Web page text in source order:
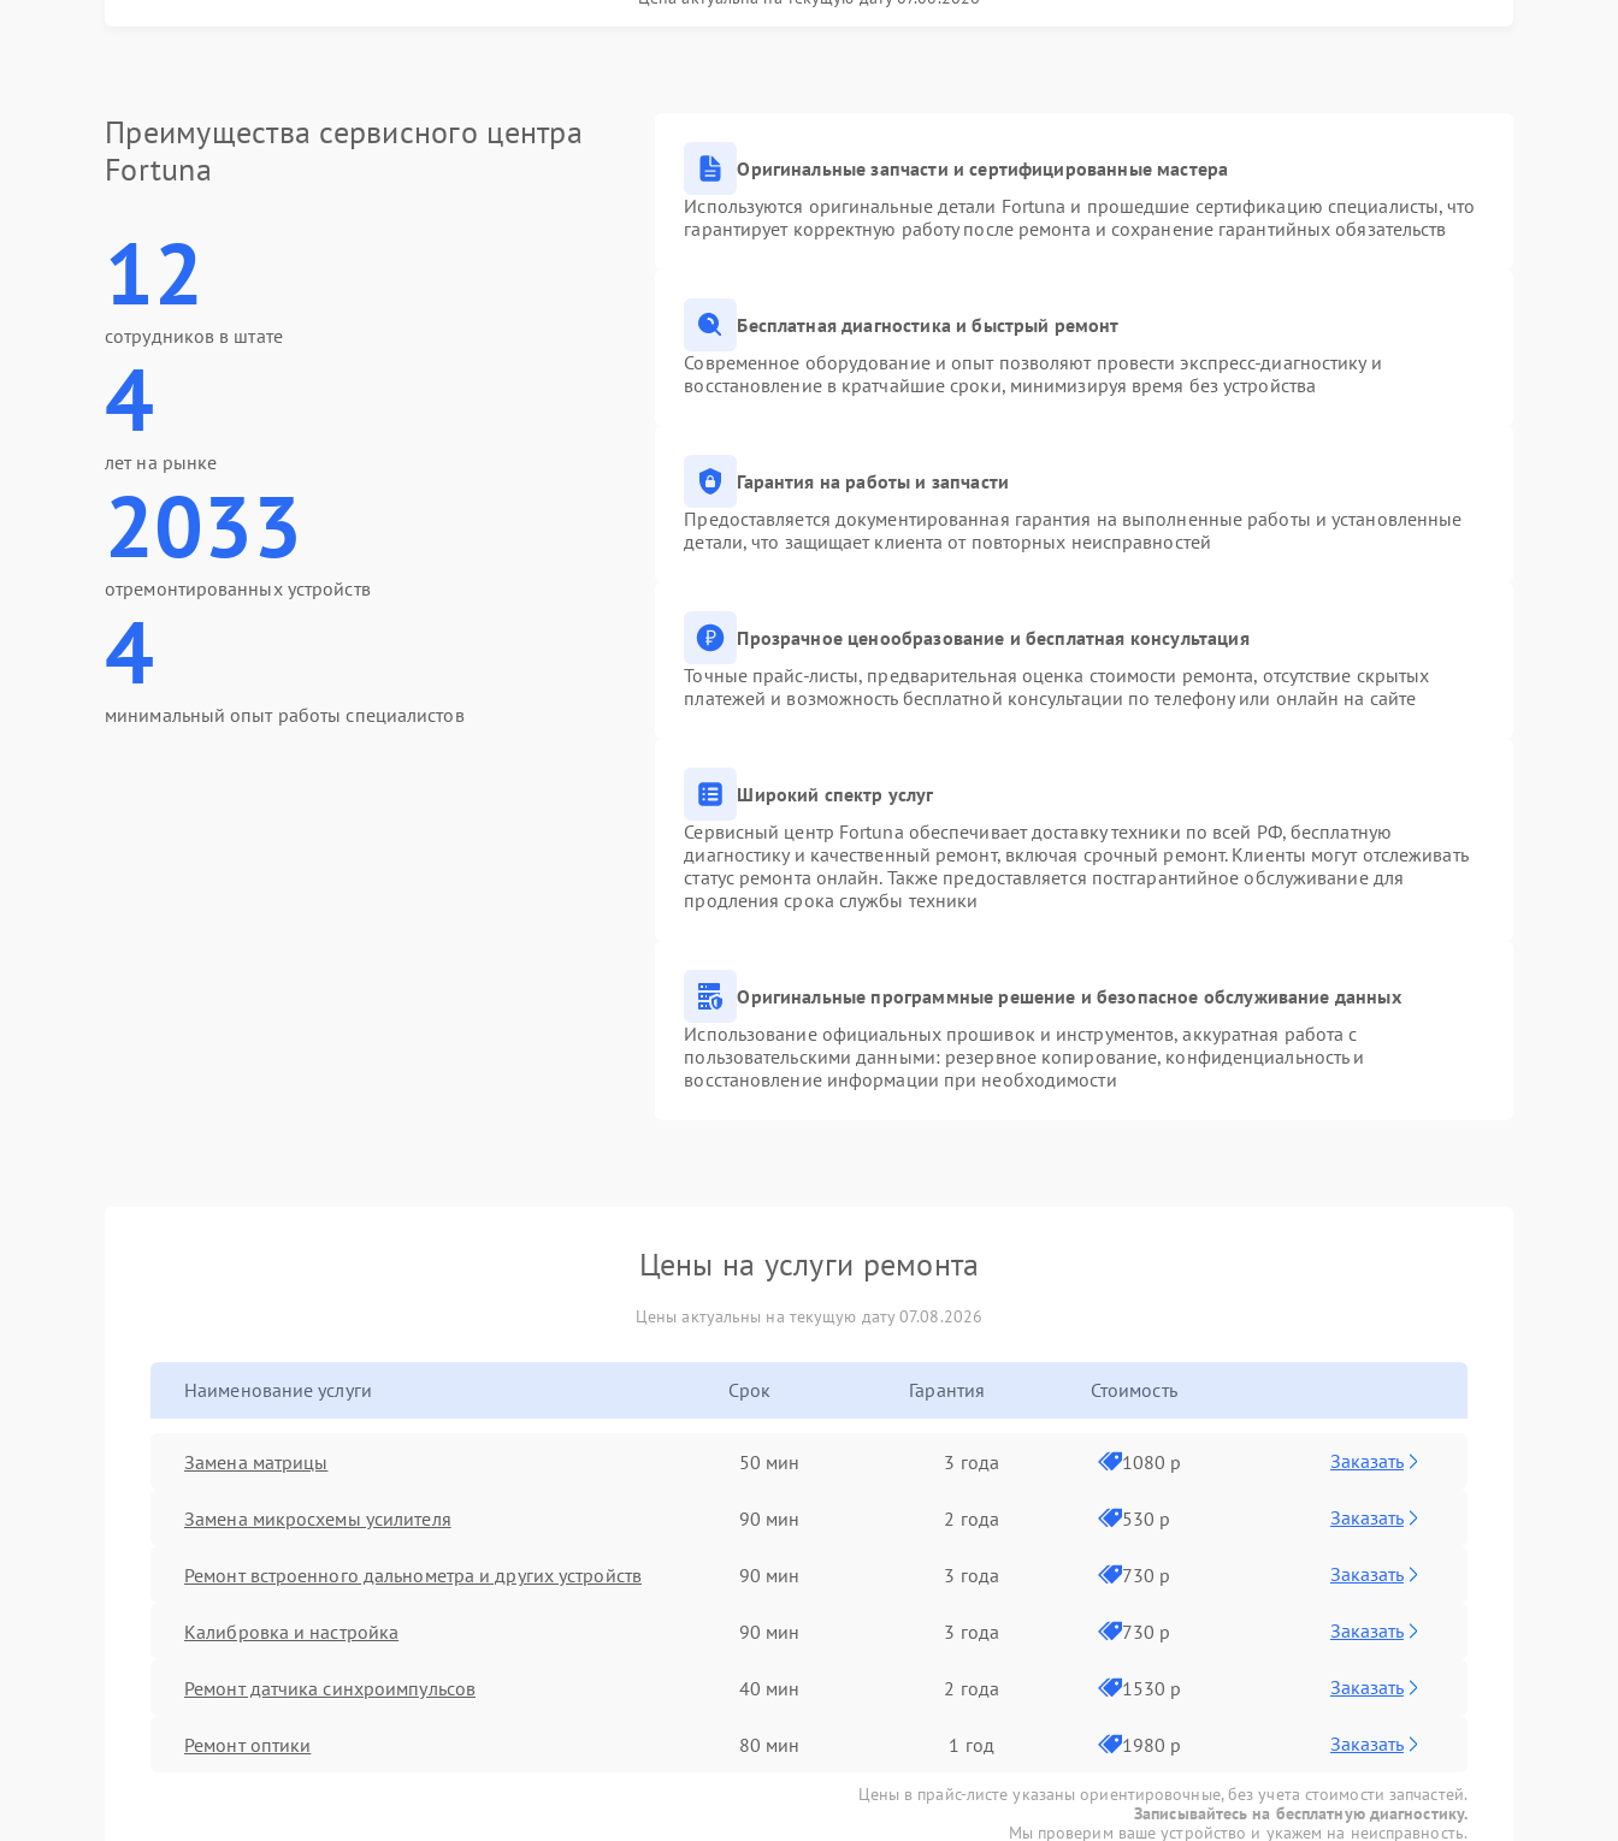
Преимущества сервисного центра
Fortuna
12
сотрудников в штате
4
лет на рынке
2033
отремонтированных устройств
4
минимальный опыт работы специалистов
Оригинальные запчасти и сертифицированные мастера
Используются оригинальные детали Fortuna и прошедшие сертификацию специалисты, что
гарантирует корректную работу после ремонта и сохранение гарантийных обязательств
Бесплатная диагностика и быстрый ремонт
Современное оборудование и опыт позволяют провести экспресс-диагностику и
восстановление в кратчайшие сроки, минимизируя время без устройства
Гарантия на работы и запчасти
Предоставляется документированная гарантия на выполненные работы и установленные
детали, что защищает клиента от повторных неисправностей
Прозрачное ценообразование и бесплатная консультация
Точные прайс-листы, предварительная оценка стоимости ремонта, отсутствие скрытых
платежей и возможность бесплатной консультации по телефону или онлайн на сайте
Широкий спектр услуг
Сервисный центр Fortuna обеспечивает доставку техники по всей РФ, бесплатную
диагностику и качественный ремонт, включая срочный ремонт. Клиенты могут отслеживать
статус ремонта онлайн. Также предоставляется постгарантийное обслуживание для
продления срока службы техники
Оригинальные программные решение и безопасное обслуживание данных
Использование официальных прошивок и инструментов, аккуратная работа с
пользовательскими данными: резервное копирование, конфиденциальность и
восстановление информации при необходимости
Цены на услуги ремонта
Цены актуальны на текущую дату 07.08.2026
Наименование услуги Срок Гарантия Стоимость
Замена матрицы 50 мин 3 года 1080 р Заказать
Замена микросхемы усилителя 90 мин 2 года 530 р Заказать
Ремонт встроенного дальнометра и других устройств 90 мин 3 года 730 р Заказать
Калибровка и настройка 90 мин 3 года 730 р Заказать
Ремонт датчика синхроимпульсов 40 мин 2 года 1530 р Заказать
Ремонт оптики 80 мин 1 год 1980 р Заказать
Цены в прайс-листе указаны ориентировочные, без учета стоимости запчастей.
Записывайтесь на бесплатную диагностику.
Мы проверим ваше устройство и укажем на неисправность.